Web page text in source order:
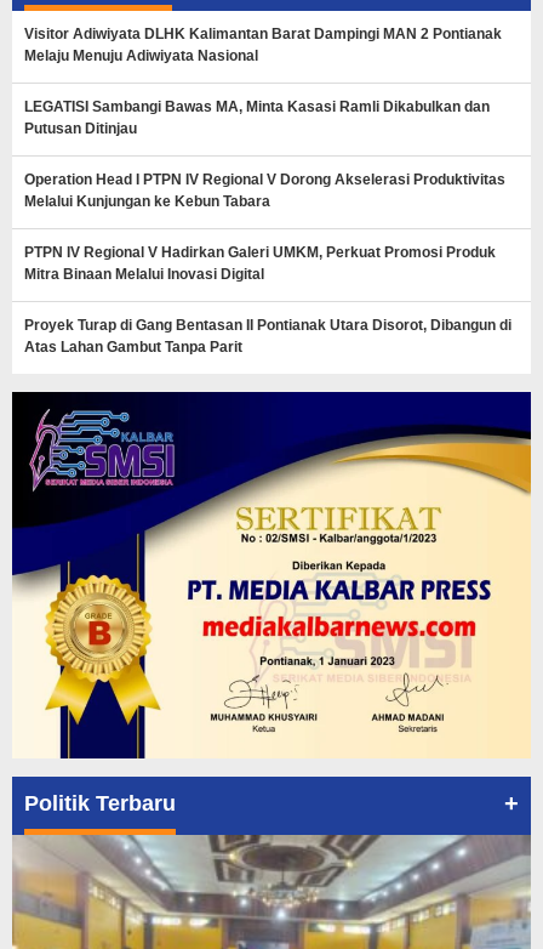
Visitor Adiwiyata DLHK Kalimantan Barat Dampingi MAN 2 Pontianak
Melaju Menuju Adiwiyata Nasional
LEGATISI Sambangi Bawas MA, Minta Kasasi Ramli Dikabulkan dan
Putusan Ditinjau
Operation Head I PTPN IV Regional V Dorong Akselerasi Produktivitas
Melalui Kunjungan ke Kebun Tabara
PTPN IV Regional V Hadirkan Galeri UMKM, Perkuat Promosi Produk
Mitra Binaan Melalui Inovasi Digital
Proyek Turap di Gang Bentasan II Pontianak Utara Disorot, Dibangun di
Atas Lahan Gambut Tanpa Parit
Politik Terbaru +